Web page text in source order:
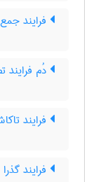
فرایند
دُم فرایند
فرایند
فرایند گذرا